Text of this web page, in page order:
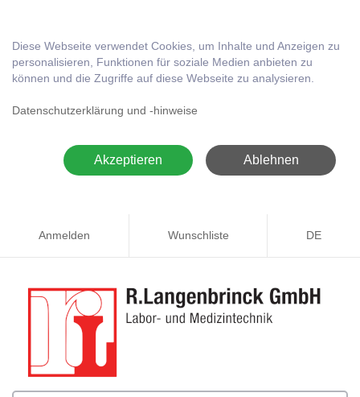
Diese Webseite verwendet Cookies, um Inhalte und Anzeigen zu
personalisieren, Funktionen für soziale Medien anbieten zu
können und die Zugriffe auf diese Webseite zu analysieren.
Datenschutzerklärung und -hinweise
Ablehnen
Akzeptieren
Anmelden Wunschliste DE